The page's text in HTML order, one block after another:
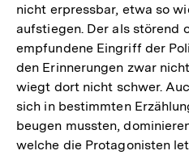
nicht erpressbar, etwa so
aufstiegen. Der als störend
empfundene Eingriff der
den Erinnerungen zwar
wiegt dort nicht schwer.
sich in bestimmten
beugen mussten,
welche die Protagonisten